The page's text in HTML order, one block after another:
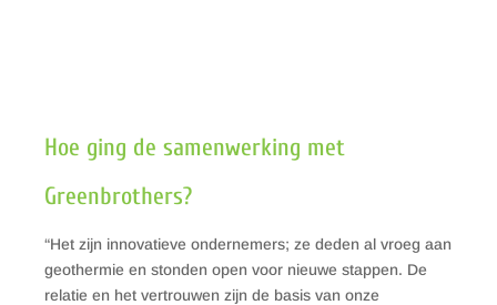
Hoe ging de samenwerking met
Greenbrothers?
“Het zijn innovatieve ondernemers; ze deden al vroeg aan
geothermie en stonden open voor nieuwe stappen. De
relatie en het vertrouwen zijn de basis van onze